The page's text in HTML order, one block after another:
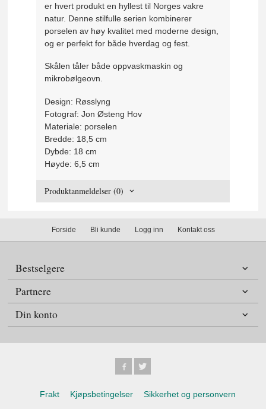
er hvert produkt en hyllest til Norges vakre
natur. Denne stilfulle serien kombinerer
porselen av høy kvalitet med moderne design,
og er perfekt for både hverdag og fest.
Skålen tåler både oppvaskmaskin og
mikrobølgeovn.
Design: Røsslyng
Fotograf: Jon Østeng Hov
Materiale: porselen
Bredde: 18,5 cm
Dybde: 18 cm
Høyde: 6,5 cm
Produktanmeldelser (0)
Forside Bli kunde Logg inn Kontakt oss
Bestselgere
Partnere
Din konto
Frakt Kjøpsbetingelser Sikkerhet og personvern